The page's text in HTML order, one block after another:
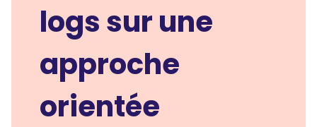
logs sur une
approche
orientée